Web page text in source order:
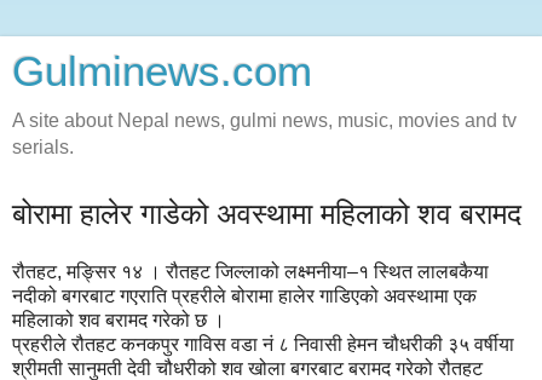
Gulminews.com
A site about Nepal news, gulmi news, music, movies and tv
serials.
बोरामा हालेर गाडेको अवस्थामा महिलाको शव बरामद
रौतहट, मङ्सिर १४ । रौतहट जिल्लाको लक्ष्मनीया–१ स्थित लालबकैया
नदीको बगरबाट गएराति प्रहरीले बोरामा हालेर गाडिएको अवस्थामा एक
महिलाको शव बरामद गरेको छ ।
प्रहरीले रौतहट कनकपुर गाविस वडा नं ८ निवासी हेमन चौधरीकी ३५ वर्षीया
श्रीमती सानुमती देवी चौधरीको शव खोला बगरबाट बरामद गरेको रौतहट